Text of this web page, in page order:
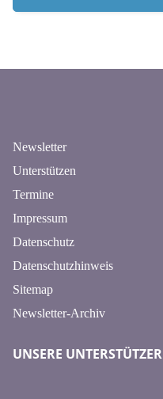
Newsletter
Unterstützen
Termine
Impressum
Datenschutz
Datenschutzhinweis
Sitemap
Newsletter-Archiv
UNSERE UNTERSTÜTZER